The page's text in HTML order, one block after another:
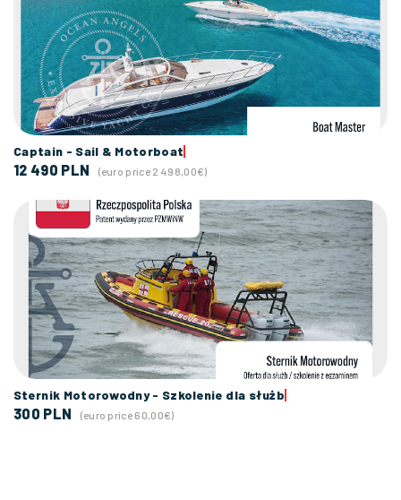
Captain - Sail & Motorboat
12 490 PLN (euro price 2 498,00€)
Sternik Motorowodny - Szkolenie dla służb
300 PLN (euro price 60,00€)